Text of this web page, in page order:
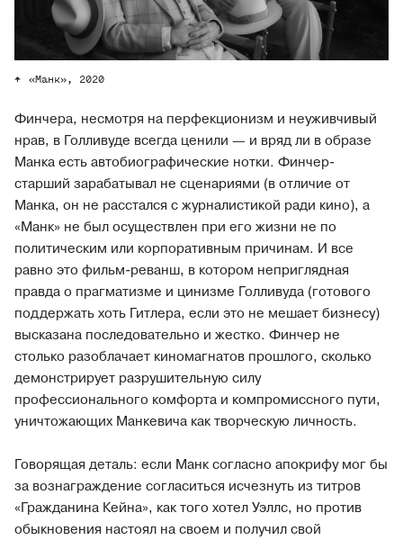
«Манк», 2020
Финчера, несмотря на перфекционизм и неуживчивый
нрав, в Голливуде всегда ценили — и вряд ли в образе
Манка есть автобиографические нотки. Финчер-
старший зарабатывал не сценариями (в отличие от
Манка, он не расстался с журналистикой ради кино), а
«Манк» не был осуществлен при его жизни не по
политическим или корпоративным причинам. И все
равно это фильм-реванш, в котором неприглядная
правда о прагматизме и цинизме Голливуда (готового
поддержать хоть Гитлера, если это не мешает бизнесу)
высказана последовательно и жестко. Финчер не
столько разоблачает киномагнатов прошлого, сколько
демонстрирует разрушительную силу
профессионального комфорта и компромиссного пути,
уничтожающих Манкевича как творческую личность.
Говорящая деталь: если Манк согласно апокрифу мог бы
за вознаграждение согласиться исчезнуть из титров
«Гражданина Кейна», как того хотел Уэллс, но против
обыкновения настоял на своем и получил свой